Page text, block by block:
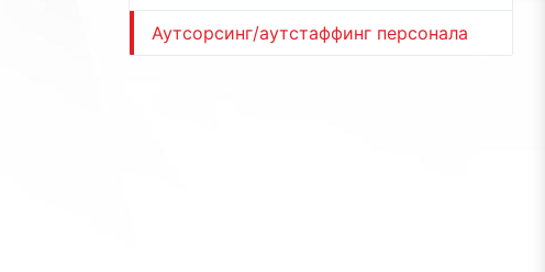
Аутсорсинг/аутстаффинг персонала